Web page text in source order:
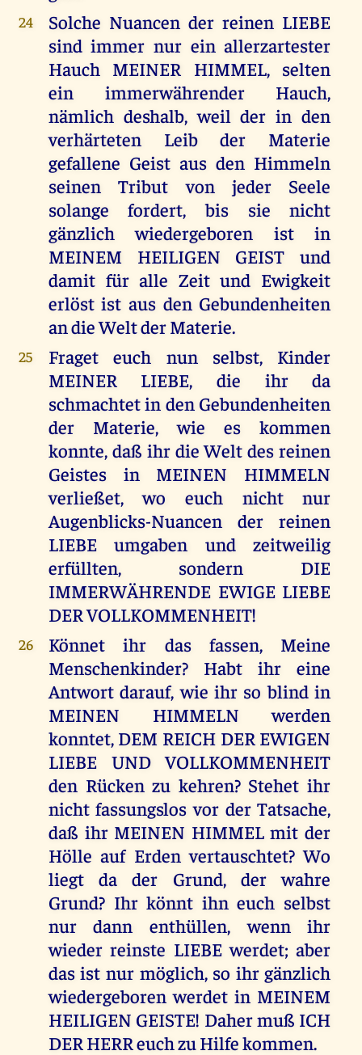
24
Solche Nuancen der reinen LIEBE
sind immer nur ein allerzartester
Hauch MEINER HIMMEL, selten
ein immerwährender Hauch,
nämlich deshalb, weil der in den
verhärteten Leib der Materie
gefallene Geist aus den Himmeln
seinen Tribut von jeder Seele
solange fordert, bis sie nicht
gänzlich wiedergeboren ist in
MEINEM HEILIGEN GEIST und
damit für alle Zeit und Ewigkeit
erlöst ist aus den Gebundenheiten
an die Welt der Materie.
25
Fraget euch nun selbst, Kinder
MEINER LIEBE, die ihr da
schmachtet in den Gebundenheiten
der Materie, wie es kommen
konnte, daß ihr die Welt des reinen
Geistes in MEINEN HIMMELN
verließet, wo euch nicht nur
Augenblicks-Nuancen der reinen
LIEBE umgaben und zeitweilig
erfüllten, sondern DIE
IMMERWÄHRENDE EWIGE LIEBE
DER VOLLKOMMENHEIT!
26
Könnet ihr das fassen, Meine
Menschenkinder? Habt ihr eine
Antwort darauf, wie ihr so blind in
MEINEN HIMMELN werden
konntet, DEM REICH DER EWIGEN
LIEBE UND VOLLKOMMENHEIT
den Rücken zu kehren? Stehet ihr
nicht fassungslos vor der Tatsache,
daß ihr MEINEN HIMMEL mit der
Hölle auf Erden vertauschtet? Wo
liegt da der Grund, der wahre
Grund? Ihr könnt ihn euch selbst
nur dann enthüllen, wenn ihr
wieder reinste LIEBE werdet; aber
das ist nur möglich, so ihr gänzlich
wiedergeboren werdet in MEINEM
HEILIGEN GEISTE! Daher muß ICH
DER HERR euch zu Hilfe kommen.